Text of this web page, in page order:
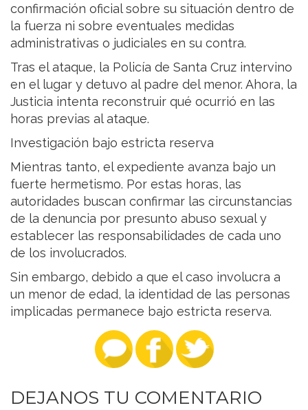
confirmación oficial sobre su situación dentro de
la fuerza ni sobre eventuales medidas
administrativas o judiciales en su contra.
Tras el ataque, la Policía de Santa Cruz intervino
en el lugar y detuvo al padre del menor. Ahora, la
Justicia intenta reconstruir qué ocurrió en las
horas previas al ataque.
Investigación bajo estricta reserva
Mientras tanto, el expediente avanza bajo un
fuerte hermetismo. Por estas horas, las
autoridades buscan confirmar las circunstancias
de la denuncia por presunto abuso sexual y
establecer las responsabilidades de cada uno
de los involucrados.
Sin embargo, debido a que el caso involucra a
un menor de edad, la identidad de las personas
implicadas permanece bajo estricta reserva.
DEJANOS TU COMENTARIO